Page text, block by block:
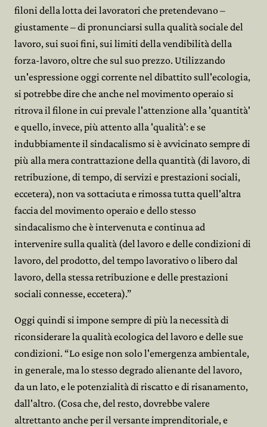
filoni della lotta dei lavoratori che pretendevano –
giustamente – di pronunciarsi sulla qualità sociale del
lavoro, sui suoi fini, sui limiti della vendibilità della
forza-lavoro, oltre che sul suo prezzo. Utilizzando
un'espressione oggi corrente nel dibattito sull'ecologia,
si potrebbe dire che anche nel movimento operaio si
ritrova il filone in cui prevale l'attenzione alla 'quantità'
e quello, invece, più attento alla 'qualità': e se
indubbiamente il sindacalismo si è avvicinato sempre di
più alla mera contrattazione della quantità (di lavoro, di
retribuzione, di tempo, di servizi e prestazioni sociali,
eccetera), non va sottaciuta e rimossa tutta quell'altra
faccia del movimento operaio e dello stesso
sindacalismo che è intervenuta e continua ad
intervenire sulla qualità (del lavoro e delle condizioni di
lavoro, del prodotto, del tempo lavorativo o libero dal
lavoro, della stessa retribuzione e delle prestazioni
sociali connesse, eccetera).”
Oggi quindi si impone sempre di più la necessità di
riconsiderare la qualità ecologica del lavoro e delle sue
condizioni. “Lo esige non solo l'emergenza ambientale,
in generale, ma lo stesso degrado alienante del lavoro,
da un lato, e le potenzialità di riscatto e di risanamento,
dall'altro. (Cosa che, del resto, dovrebbe valere
altrettanto anche per il versante imprenditoriale, e